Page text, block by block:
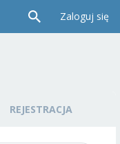
Zaloguj się
REJESTRACJA